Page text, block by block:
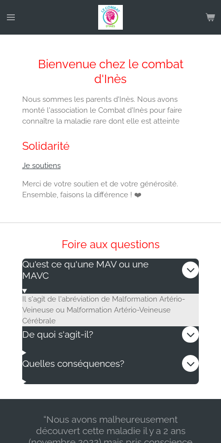
au
Bienvenue chez le combat
d'Inès
Nous sommes les parents d'Inès. Nous avons
monté l'association le Combat d'Inès pour faire
connaître la maladie rare dont elle est atteinte
Solidarité
Je soutiens
Merci de votre soutien et de votre générosité.
Ensemble, faisons la différence ! ❤️
Foire aux questions
Qu'est ce qu'une MAV ou une
MAVC
Il s'agit de l'abréviation de Malformation Artério-
Veineuse ou Malformation Artério-Veineuse
Cérébrale
De quoi s'agit-il?
Quelles conséquences?
“Nous avons malheureusement
découvert cette maladie il y a 2 ans